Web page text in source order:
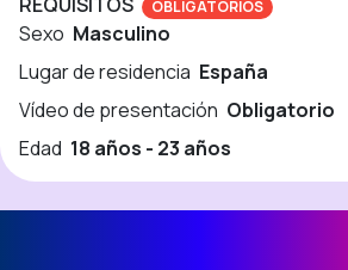
OBLIGATORIOS
Sexo Masculino
Lugar de residencia España
Vídeo de presentación Obligatorio
Edad 18 años - 23 años